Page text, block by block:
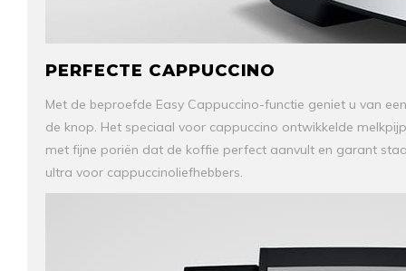
PERFECTE CAPPUCCINO
Met de beproefde Easy Cappuccino-functie geniet u van
de knop. Het speciaal voor cappuccino ontwikkelde
met fijne poriën dat de koffie perfect aanvult en garant
ultra voor cappuccinoliefhebbers.